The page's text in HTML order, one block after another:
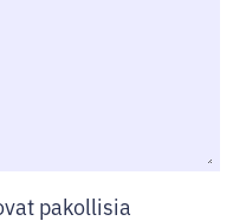
pakollisia